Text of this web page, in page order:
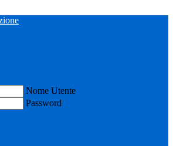
Nome Utente
Password